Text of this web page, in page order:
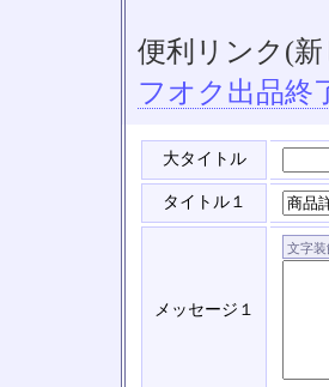
便利リンク(
フオク出品終
大タイトル
タイトル１
メッセージ１